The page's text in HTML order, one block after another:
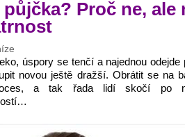
Proč ne, ale
úspory se tenčí a najednou odejde
novou ještě dražší. Obrátit se na
a tak řada lidí skočí po